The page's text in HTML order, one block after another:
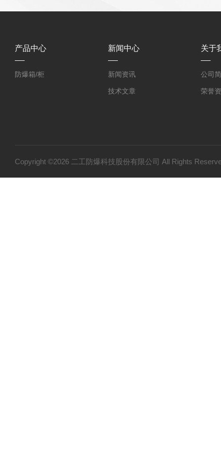
产品中心
防爆箱/柜
新闻中心
新闻资讯
技术文章
关于
公司
荣誉
Copyright ©2026 二工防爆科技股份有限公司 All Rights